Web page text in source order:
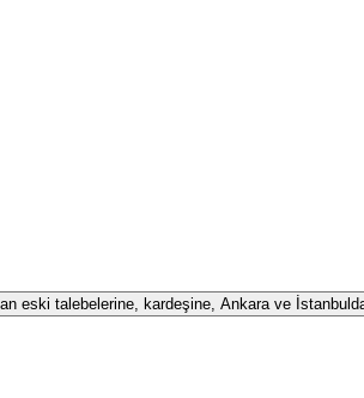
eski talebelerine, kardeşine, Ankara ve